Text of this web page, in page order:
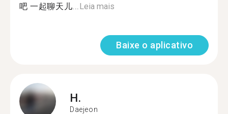
吧 一起聊天儿...Leia mais
Baixe o aplicativo
H.
Daejeon